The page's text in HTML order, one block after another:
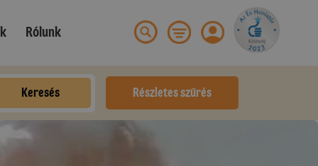
Rólunk
Keresés Részletes szűrés